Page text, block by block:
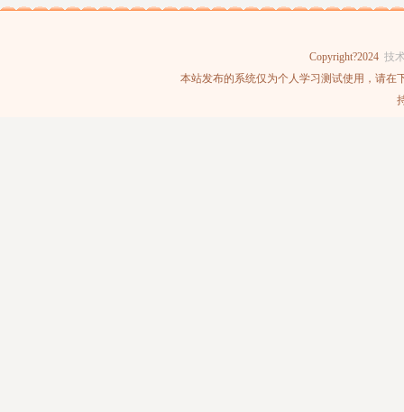
Copyright?2024 技
本站发布的系统仅为个人学习测试使用，请在